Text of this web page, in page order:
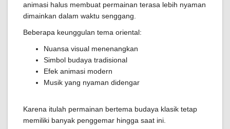
animasi halus membuat permainan terasa lebih nyaman
dimainkan dalam waktu senggang.
Beberapa keunggulan tema oriental:
Nuansa visual menenangkan
Simbol budaya tradisional
Efek animasi modern
Musik yang nyaman didengar
Karena itulah permainan bertema budaya klasik tetap
memiliki banyak penggemar hingga saat ini.